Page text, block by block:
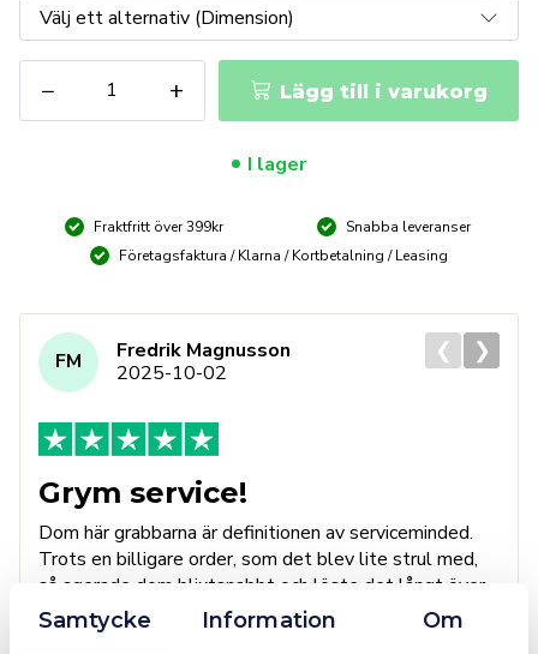
Samtycke Information Om
−
Kapskivor
XT38
+ Lägg till i varukorg
I lager
Fraktfritt över 399kr
Snabba leveranser
Företagsfaktura / Klarna / Kortbetalning / Leasing
FM
Fredrik Magnusson
2025-10-02
Grym service!
Dom här grabbarna är definitionen av serviceminded.
Trots en billigare order, som det blev lite strul med,
så agerade dom blixtsnabbt och löste det långt över
förväntan. Hade kontakt med Alexander, som förtjänar
en extra guldstjärna.
❮ ❯